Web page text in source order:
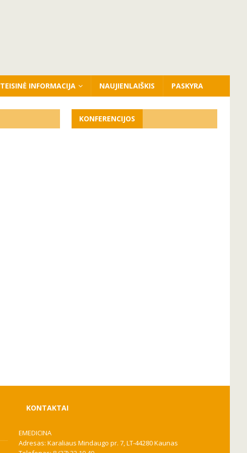
TEISINĖ INFORMACIJA NAUJIENLAIŠKIS PASKYRA
KONFERENCIJOS
KONTAKTAI
EMEDICINA
Adresas: Karaliaus Mindaugo pr. 7, LT-44280 Kaunas